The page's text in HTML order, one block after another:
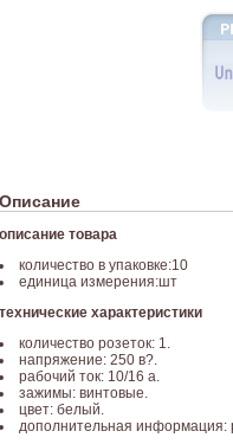
Описание
описание товара
количество в упаковке:10
единица измерения:шт
технические характеристики
количество розеток: 1.
напряжение: 250 в?.
рабочий ток: 10/16 а.
зажимы: винтовые.
цвет: белый.
дополнительная информация: